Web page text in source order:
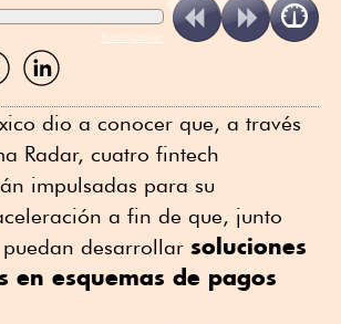
ReadSpeaker
Compartir
por
dio a conocer que, a través
Radar, cuatro fintech
impulsadas para su
a fin de que, junto
desarrollar soluciones
en esquemas de pagos